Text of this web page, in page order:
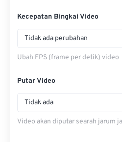
Kecepatan Bingkai Video
Tidak ada perubahan
Ubah FPS (frame per detik) video
Putar Video
Tidak ada
Video akan diputar searah jarum